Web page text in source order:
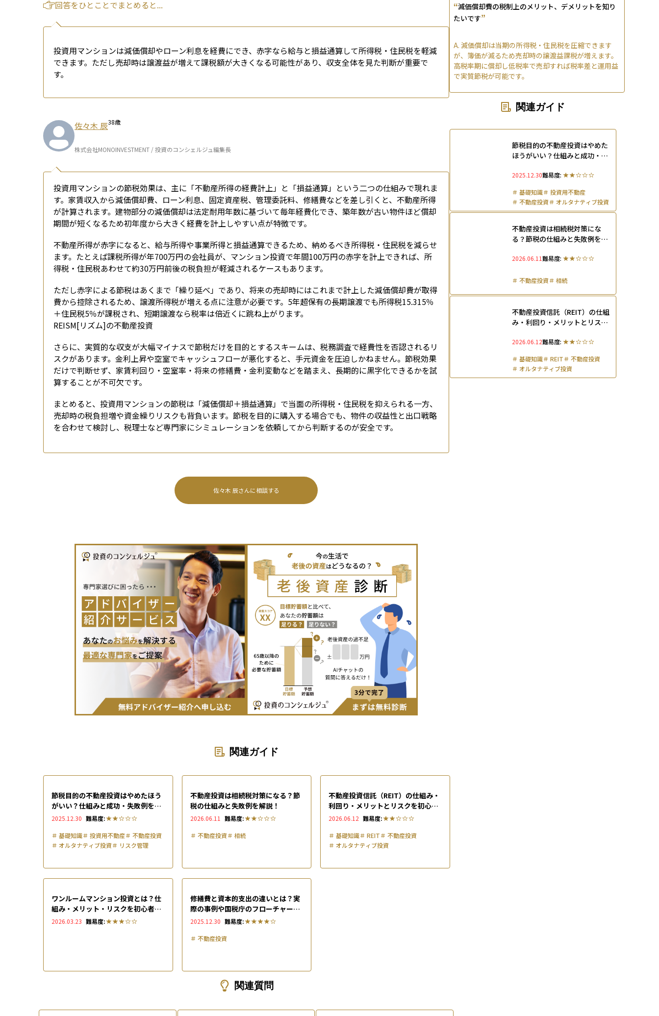
回答をひとことでまとめると...
投資用マンションは減価償却やローン利息を経費にでき、赤字なら給与と損益通算して所得税・住民税を軽減
できます。ただし売却時は譲渡益が増えて課税額が大きくなる可能性があり、収支全体を見た判断が重要で
す。
佐々木 辰38歳
株式会社MONOINVESTMENT / 投資のコンシェルジュ編集長
投資用マンションの節税効果は、主に「不動産所得の経費計上」と「損益通算」という二つの仕組みで現れま
す。家賃収入から減価償却費、ローン利息、固定資産税、管理委託料、修繕費などを差し引くと、不動産所得
が計算されます。建物部分の減価償却は法定耐用年数に基づいて毎年経費化でき、築年数が古い物件ほど償却
期間が短くなるため初年度から大きく経費を計上しやすい点が特徴です。
不動産所得が赤字になると、給与所得や事業所得と損益通算できるため、納めるべき所得税・住民税を減らせ
ます。たとえば課税所得が年700万円の会社員が、マンション投資で年間100万円の赤字を計上できれば、所
得税・住民税あわせて約30万円前後の税負担が軽減されるケースもあります。
ただし赤字による節税はあくまで「繰り延べ」であり、将来の売却時にはこれまで計上した減価償却費が取得
費から控除されるため、譲渡所得税が増える点に注意が必要です。5年超保有の長期譲渡でも所得税15.315％
＋住民税5％が課税され、短期譲渡なら税率は倍近くに跳ね上がります。
REISM[リズム]の不動産投資
さらに、実質的な収支が大幅マイナスで節税だけを目的とするスキームは、税務調査で経費性を否認されるリ
スクがあります。金利上昇や空室でキャッシュフローが悪化すると、手元資金を圧迫しかねません。節税効果
だけで判断せず、家賃利回り・空室率・将来の修繕費・金利変動などを踏まえ、長期的に黒字化できるかを試
算することが不可欠です。
まとめると、投資用マンションの節税は「減価償却＋損益通算」で当面の所得税・住民税を抑えられる一方、
売却時の税負担増や資金繰りリスクも背負います。節税を目的に購入する場合でも、物件の収益性と出口戦略
を合わせて検討し、税理士など専門家にシミュレーションを依頼してから判断するのが安全です。
佐々木 辰さんに相談する
関連ガイド
節税目的の不動産投資はやめたほう
がいい？仕組みと成功・失敗例を徹
底解説
2025.12.30 難易度:
＃ 基礎知識＃ 投資用不動産＃ 不動産投資
＃ オルタナティブ投資＃ リスク管理
不動産投資は相続税対策になる？節
税の仕組みと失敗例を解説！
2026.06.11 難易度:
＃ 不動産投資＃ 相続
不動産投資信託（REIT）の仕組み・
利回り・メリットとリスクを初心者
にもわかりやすく解説
2026.06.12 難易度:
＃基礎知識＃REIT＃不動産投資
＃オルタナティブ投資
ワンルームマンション投資とは？仕
組み・メリット・リスクを初心者向
けに解説
2026.03.23 難易度:
修繕費と資本的支出の違いとは？実
際の事例や国税庁のフローチャート
を解説
2025.12.30 難易度:
＃ 不動産投資
関連質問
“減価償却費の税制上のメリット、デメリットを知り
たいです”
A. 減価償却は当期の所得税・住民税を圧縮できます
が、簿価が減るため売却時の譲渡益課税が増えます。
高税率期に償却し低税率で売却すれば税率差と運用益
で実質節税が可能です。
関連ガイド
節税目的の不動産投資はやめた
ほうがいい？仕組みと成功・失
2025.12.30難易度:
＃基礎知識＃投資用不動産
＃不動産投資＃オルタナティブ投資
＃リスク管理
不動産投資は相続税対策にな
る？節税の仕組みと失敗例を解
2026.06.11難易度:
＃不動産投資＃相続
不動産投資信託（REIT）の仕組
み・利回り・メリットとリスク
2026.06.12難易度:
＃基礎知識＃REIT＃不動産投資
＃オルタナティブ投資